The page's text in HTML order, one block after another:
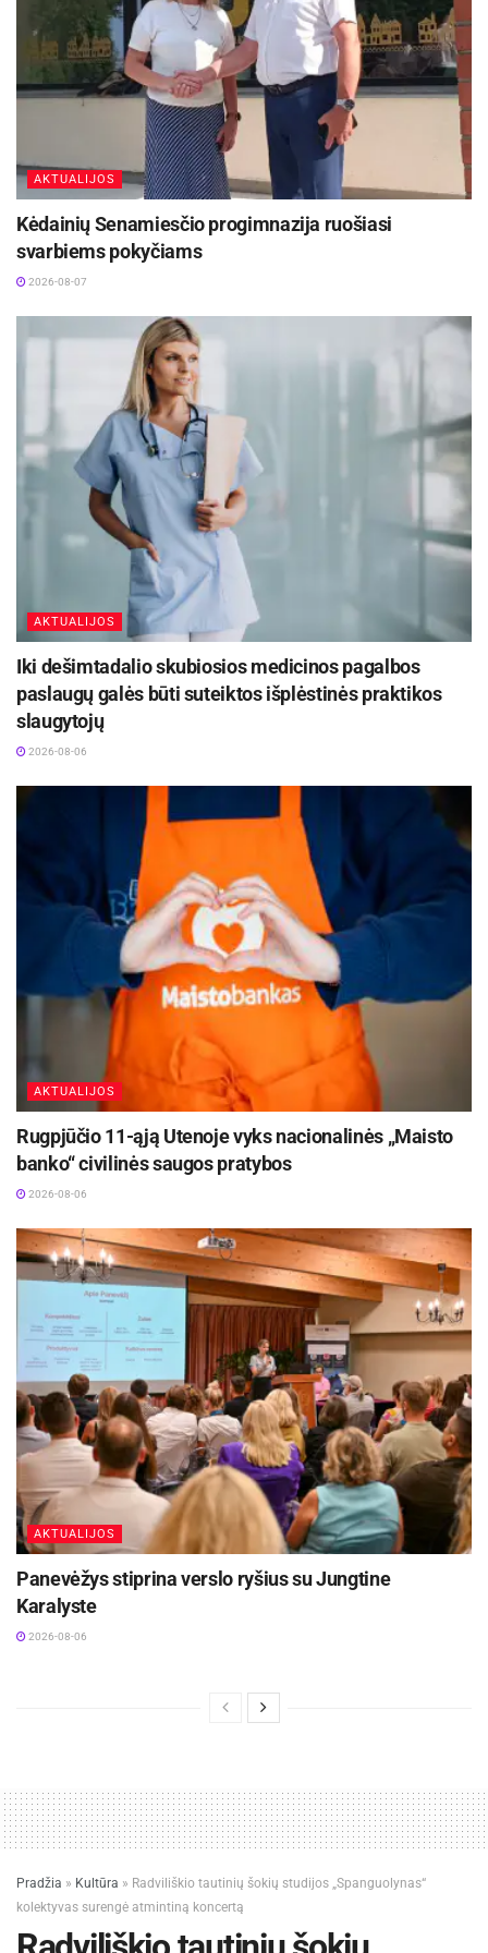
Šaltinis: Zarasų rajono savivaldybė
AKTUALIJOS
Kėdainių Senamiesčio progimnazija ruošiasi
svarbiems pokyčiams
2026-08-07
AKTUALIJOS
Iki dešimtadalio skubiosios medicinos pagalbos
paslaugų galės būti suteiktos išplėstinės praktikos
slaugytojų
2026-08-06
AKTUALIJOS
Rugpjūčio 11-ąją Utenoje vyks nacionalinės „Maisto
banko“ civilinės saugos pratybos
2026-08-06
AKTUALIJOS
Panevėžys stiprina verslo ryšius su Jungtine
Karalyste
2026-08-06
Pradžia » Kultūra » Radviliškio tautinių šokių studijos „Spanguolynas“
kolektyvas surengė atmintiną koncertą